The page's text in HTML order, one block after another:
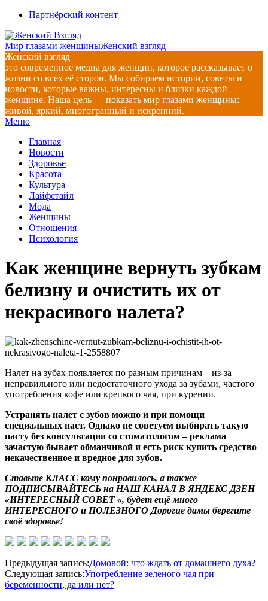
Перейти
содержимому
Партнёрский контент
Мир глазами женщиныЖенский взгляд
Женский взгляд
это современное медиа для женщин, которое рассказывает о
жизни со всех её сторон. Мы собираем истории, советы и
новости, которые важны, интересны и близки каждой
женщине. Наша цель — показать мир глазами женщины:
живой, яркий, многогранный и искренний.
Главное
меню
Меню
Главная
Новости
Здоровье
Красота
Культура
Лайфстайл
Мода
Женщины
Отношения
Психология
Как женщине вернуть зубкам
белизну и очистить их от
некрасивого налета?
Налет на зубах появляется по разным причинам – из-за
неправильного или недостаточного ухода за зубами, частого
употребления кофе или крепкого чая, при курении.
Устранять налет с зубов можно и при помощи
специальных паст. Однако не советуем выбирать такую
пасту без консультации со стоматологом – реклама
зачастую бывает обманчивой и есть риск купить средство
некачественное и вредное для зубов.
Ставьте КЛАСС кому понравилось, а также
ПОДПИСЫВАЙТЕСЬ на НАШ КАНАЛ В ЯНДЕКС ДЗЕН
«ИНТЕРЕСНЫЙ СОВЕТ «, будет ещё много
ИНТЕРЕСНОГО и ПОЛЕЗНОГО Дорогие дамы берегите
своё здоровье!
2020-
05-
25
Предыдущая запись:Домовой: что ждать от домашнего духа?
Следующая запись:Употребление зеленого чая при
беременности, да или нет?